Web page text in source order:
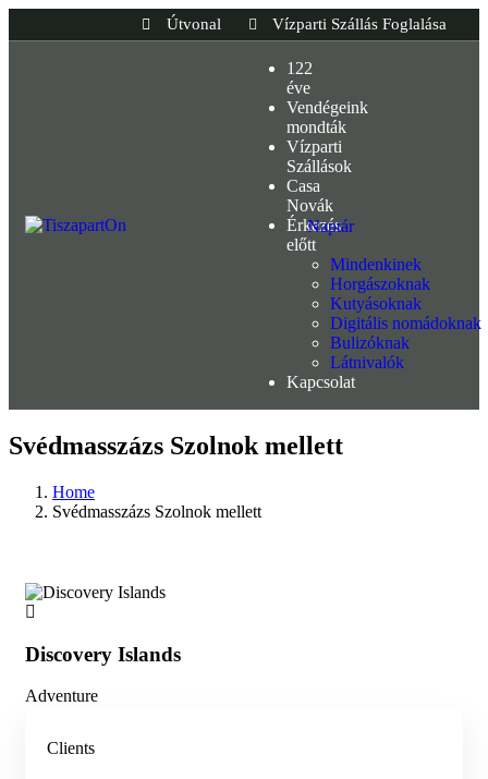
Útvonal Vízparti Szállás Foglalása
122
éve
Vendégeink
mondták
Vízparti
Szállások
Casa
Novák
Érkezés
előtt
Mindenkinek
Horgászoknak
Kutyásoknak
Digitális nomádoknak
Bulizóknak
Látnivalók
Kapcsolat
Naptár
Svédmasszázs Szolnok mellett
Home
Svédmasszázs Szolnok mellett
Discovery Islands
Adventure
Clients